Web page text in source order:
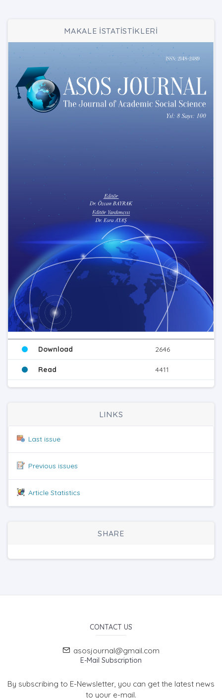
MAKALE İSTATİSTİKLERİ
Download 2646
Read 4411
LINKS
Last issue
Previous issues
Article Statistics
SHARE
CONTACT US
asosjournal@gmail.com
E-Mail Subscription
By subscribing to E-Newsletter, you can get the latest news
to your e-mail.